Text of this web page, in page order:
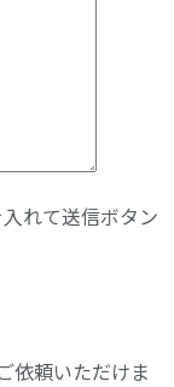
れて送信ボタン
依頼いただけま